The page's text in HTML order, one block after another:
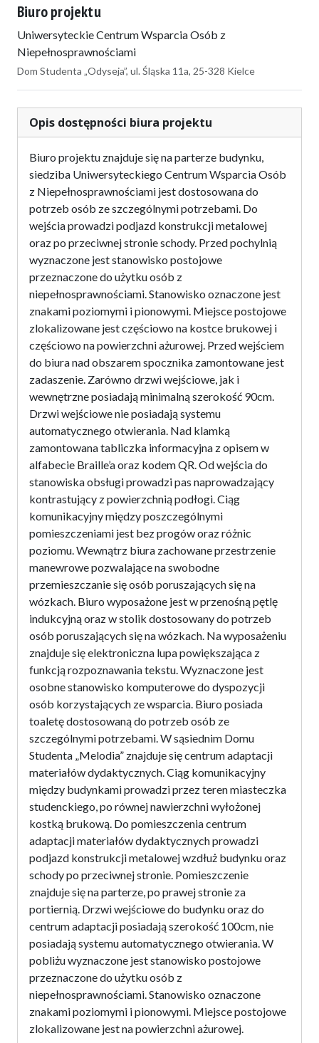
Biuro projektu
Uniwersyteckie Centrum Wsparcia Osób z
Niepełnosprawnościami
Dom Studenta „Odyseja”, ul. Śląska 11a, 25-328 Kielce
Opis dostępności biura projektu
Biuro projektu znajduje się na parterze budynku,
siedziba Uniwersyteckiego Centrum Wsparcia Osób
z Niepełnosprawnościami jest dostosowana do
potrzeb osób ze szczególnymi potrzebami. Do
wejścia prowadzi podjazd konstrukcji metalowej
oraz po przeciwnej stronie schody. Przed pochylnią
wyznaczone jest stanowisko postojowe
przeznaczone do użytku osób z
niepełnosprawnościami. Stanowisko oznaczone jest
znakami poziomymi i pionowymi. Miejsce postojowe
zlokalizowane jest częściowo na kostce brukowej i
częściowo na powierzchni ażurowej. Przed wejściem
do biura nad obszarem spocznika zamontowane jest
zadaszenie. Zarówno drzwi wejściowe, jak i
wewnętrzne posiadają minimalną szerokość 90cm.
Drzwi wejściowe nie posiadają systemu
automatycznego otwierania. Nad klamką
zamontowana tabliczka informacyjna z opisem w
alfabecie Braille’a oraz kodem QR. Od wejścia do
stanowiska obsługi prowadzi pas naprowadzający
kontrastujący z powierzchnią podłogi. Ciąg
komunikacyjny między poszczególnymi
pomieszczeniami jest bez progów oraz różnic
poziomu. Wewnątrz biura zachowane przestrzenie
manewrowe pozwalające na swobodne
przemieszczanie się osób poruszających się na
wózkach. Biuro wyposażone jest w przenośną pętlę
indukcyjną oraz w stolik dostosowany do potrzeb
osób poruszających się na wózkach. Na wyposażeniu
znajduje się elektroniczna lupa powiększająca z
funkcją rozpoznawania tekstu. Wyznaczone jest
osobne stanowisko komputerowe do dyspozycji
osób korzystających ze wsparcia. Biuro posiada
toaletę dostosowaną do potrzeb osób ze
szczególnymi potrzebami. W sąsiednim Domu
Studenta „Melodia” znajduje się centrum adaptacji
materiałów dydaktycznych. Ciąg komunikacyjny
między budynkami prowadzi przez teren miasteczka
studenckiego, po równej nawierzchni wyłożonej
kostką brukową. Do pomieszczenia centrum
adaptacji materiałów dydaktycznych prowadzi
podjazd konstrukcji metalowej wzdłuż budynku oraz
schody po przeciwnej stronie. Pomieszczenie
znajduje się na parterze, po prawej stronie za
portiernią. Drzwi wejściowe do budynku oraz do
centrum adaptacji posiadają szerokość 100cm, nie
posiadają systemu automatycznego otwierania. W
pobliżu wyznaczone jest stanowisko postojowe
przeznaczone do użytku osób z
niepełnosprawnościami. Stanowisko oznaczone
znakami poziomymi i pionowymi. Miejsce postojowe
zlokalizowane jest na powierzchni ażurowej.